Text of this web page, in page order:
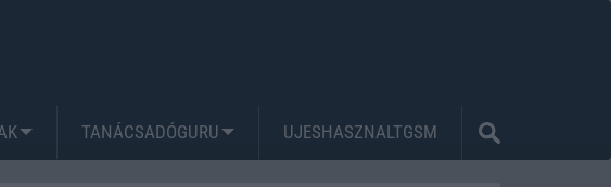
TANÁCSADÓGURU UJESHASZNALTGSM